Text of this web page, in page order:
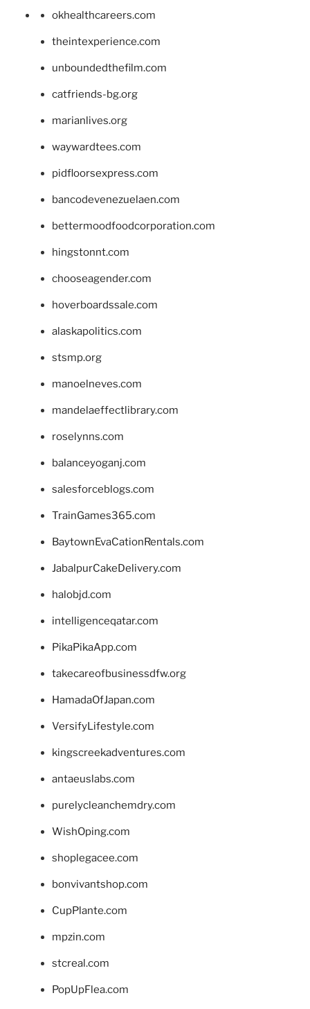
okhealthcareers.com
theintexperience.com
unboundedthefilm.com
catfriends-bg.org
marianlives.org
waywardtees.com
pidfloorsexpress.com
bancodevenezuelaen.com
bettermoodfoodcorporation.com
hingstonnt.com
chooseagender.com
hoverboardssale.com
alaskapolitics.com
stsmp.org
manoelneves.com
mandelaeffectlibrary.com
roselynns.com
balanceyoganj.com
salesforceblogs.com
TrainGames365.com
BaytownEvaCationRentals.com
JabalpurCakeDelivery.com
halobjd.com
intelligenceqatar.com
PikaPikaApp.com
takecareofbusinessdfw.org
HamadaOfJapan.com
VersifyLifestyle.com
kingscreekadventures.com
antaeuslabs.com
purelycleanchemdry.com
WishOping.com
shoplegacee.com
bonvivantshop.com
CupPlante.com
mpzin.com
stcreal.com
PopUpFlea.com